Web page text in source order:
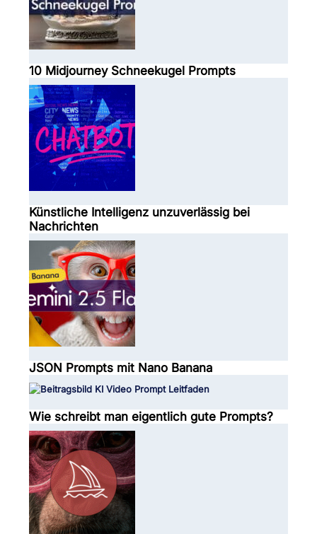
10 Midjourney Schneekugel Prompts
Künstliche Intelligenz unzuverlässig bei
Nachrichten
JSON Prompts mit Nano Banana
Wie schreibt man eigentlich gute Prompts?